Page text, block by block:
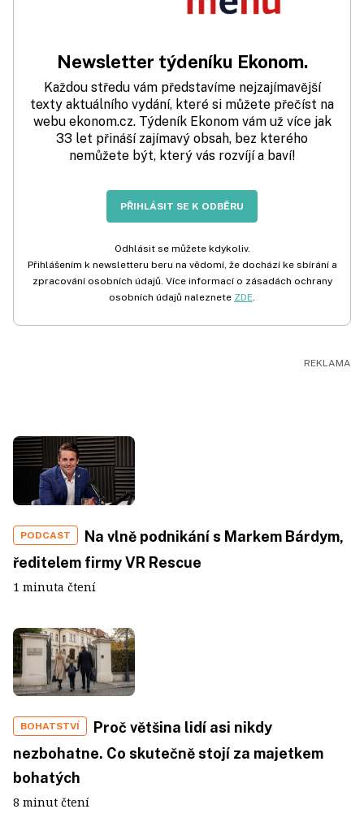
Newsletter týdeníku Ekonom.
Každou středu vám představíme nejzajímavější
texty aktuálního vydání, které si můžete přečíst na
webu ekonom.cz. Týdeník Ekonom vám už více jak
33 let přináší zajímavý obsah, bez kterého
nemůžete být, který vás rozvíjí a baví!
PŘIHLÁSIT SE K ODBĚRU
Odhlásit se můžete kdykoliv.
Přihlášením k newsletteru beru na vědomí, že dochází ke sbírání a
zpracování osobních údajů. Více informací o zásadách ochrany
osobních údajů naleznete ZDE.
PODCAST
Na vlně podnikání s Markem Bárdym,
ředitelem firmy VR Rescue
1 minuta čtení
BOHATSTVÍ
Proč většina lidí asi nikdy
nezbohatne. Co skutečně stojí za majetkem
bohatých
8 minut čtení